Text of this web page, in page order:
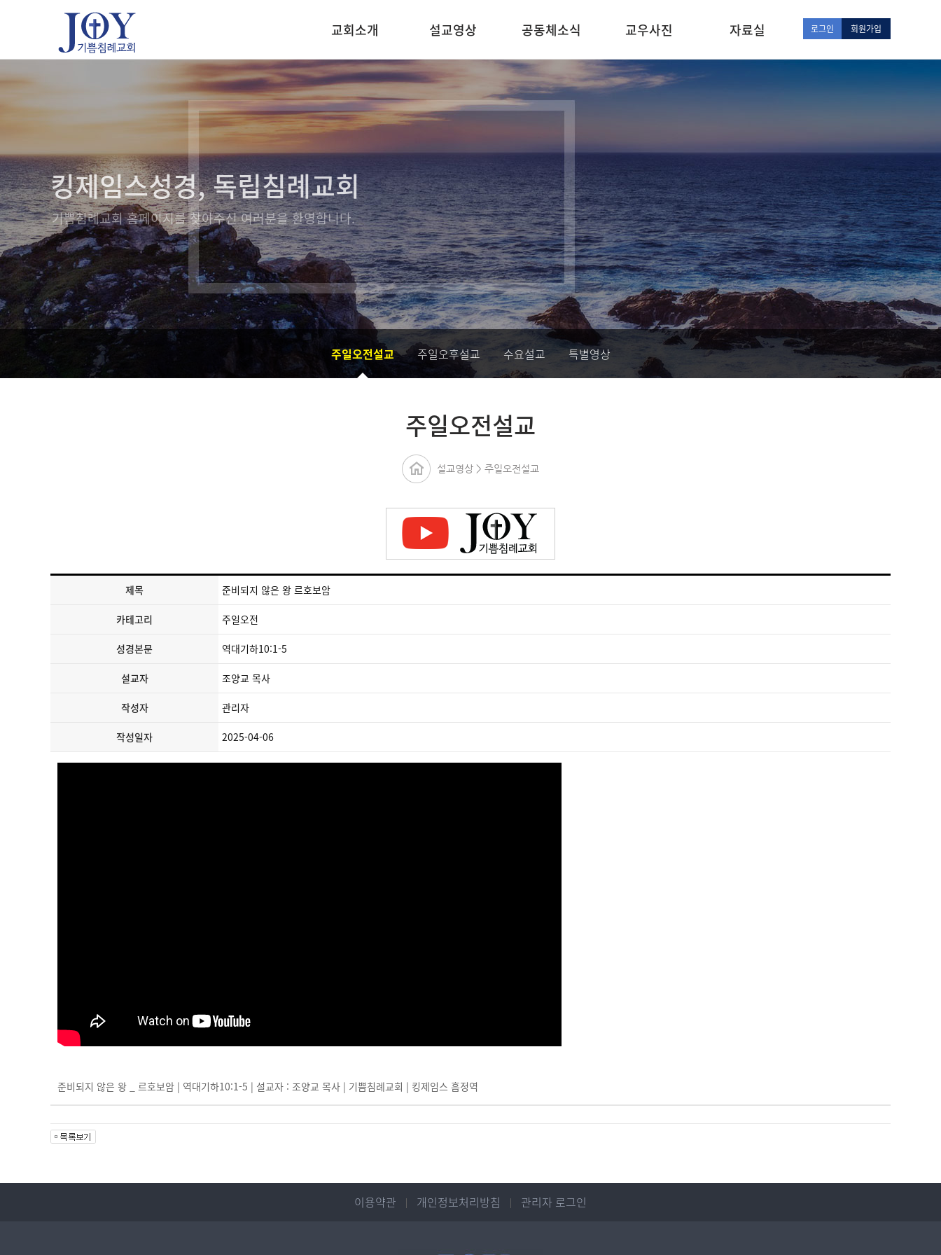
교회소개
우리의 믿음
예배안내
찾아오시는길
설교영상
주일오전설교
주일오후설교
수요설교
특별영상
공동체소식
교회소식
목양칼럼
교우사진
교회사진
자료실 로그인 회원가입
킹제임스성경, 독립침례교회
기쁨침례교회 홈페이지를 찾아주신 여러분을 환영합니다.
주일오전설교 주일오후설교 수요설교 특별영상
주일오전설교
설교영상 > 주일오전설교
제목 준비되지 않은 왕 르호보암
카테고리 주일오전
성경본문 역대기하10:1-5
설교자 조양교 목사
작성자 관리자
작성일자 2025-04-06
준비되지 않은 왕 _ 르호보암 | 역대기하10:1-5 | 설교자 : 조양교 목사 | 기쁨침례교회 | 킹제임스 흠정역
이용약관 개인정보처리방침 관리자 로그인